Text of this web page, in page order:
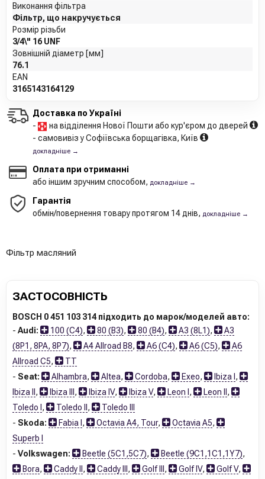
Виконання фільтра
Фільтр, що накручується
Розмір різьби
3/4\" 16 UNF
Зовнішній діаметр [мм]
76.1
EAN
3165143164129
Доставка по Україні
-
на відділення Нової Пошти або кур'єром до дверей
- самовивіз у Софіївська борщагівка, Київ
докладніше →
Оплата при отриманні
або іншим зручним способом, докладніше →
Гарантія
обмін/повернення товару протягом 14 днів, докладніше →
Фільтр масляний
ЗАСТОСОВНІСТЬ
BOSCH 0 451 103 314 підходить до марок/моделей авто:
- Audi: 100 (C4), 80 (B3), 80 (B4), A3 (8L1),
A3
(8P1, 8PA, 8P7), A4 Allroad B8, A6 (C4), A6 (C5),
A6
Allroad C5,
TT
- Seat: Alhambra, Altea, Cordoba, Exeo, Ibiza I ,
Ibiza II , Ibiza III , Ibiza IV, Ibiza V, Leon I , Leon II ,
Toledo I , Toledo II ,
Toledo III
- Skoda: Fabia I , Octavia A4, Tour, Octavia A5,
Superb I
- Volkswagen: Beetle (5C1,5C7), Beetle (9C1,1C1,1Y7),
Bora, Caddy II , Caddy III , Golf III , Golf IV, Golf V,